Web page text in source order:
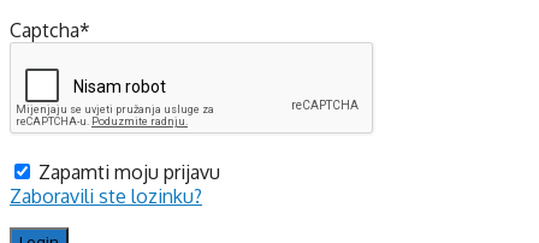
Captcha*
Zapamti moju prijavu
Zaboravili ste lozinku?